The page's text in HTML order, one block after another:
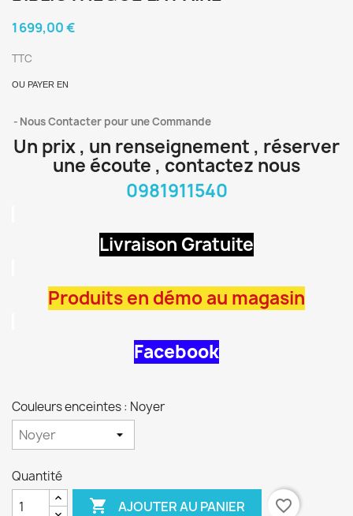
1 699,00 €
TTC
OU PAYER EN
Nous Contacter pour une Commande
Un prix , un renseignement , réserver
une écoute , contactez nous
0981911540
Livraison Gratuite
Produits en démo au magasin
Facebook
Couleurs enceintes : Noyer
Quantité
 AJOUTER AU PANIER favorite_border